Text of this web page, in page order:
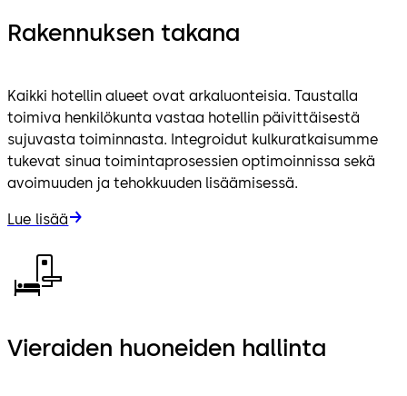
Rakennuksen takana
Kaikki hotellin alueet ovat arkaluonteisia. Taustalla
toimiva henkilökunta vastaa hotellin päivittäisestä
sujuvasta toiminnasta. Integroidut kulkuratkaisumme
tukevat sinua toimintaprosessien optimoinnissa sekä
avoimuuden ja tehokkuuden lisäämisessä.
Lue lisää
Vieraiden huoneiden hallinta